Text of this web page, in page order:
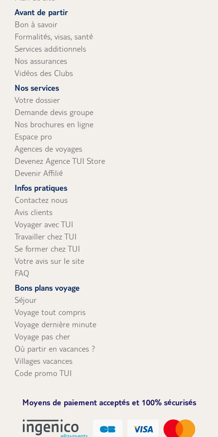
Avant de partir
Bon à savoir
Formalités, visas, santé
Services additionnels
Nos assurances
Vidéos des Clubs
Nos services
Votre dossier
Demande devis groupe
Nos brochures en ligne
Espace pro
Agences de voyages
Devenez Agence TUI Store
Devenir Affilié
Infos pratiques
Contactez nous
Avis clients
Voyager avec TUI
Travailler chez TUI
Se former chez TUI
Votre avis sur le site
FAQ
Bons plans voyage
Séjour
Voyage tout compris
Voyage dernière minute
Voyage pas cher
Où partir en vacances ?
Villages vacances
Code promo TUI
Moyens de paiement acceptés et 100% sécurisés